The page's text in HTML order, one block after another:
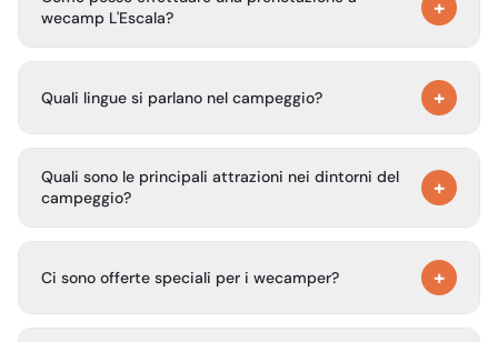
bungalow e altro ancora.
wecamp L'Escala?
+
tramite il pulsante «Prenota ora», dove potete controllare
Quali lingue si parlano nel campeggio? +
catalano, inglese, francese, tedesco, olandese e
portoghese.
Quali sono le principali attrazioni nei dintorni del
campeggio?
+
Montgrí, calette tranquille, spiagge dalle acque cristalline
Ci sono offerte speciali per i wecamper? +